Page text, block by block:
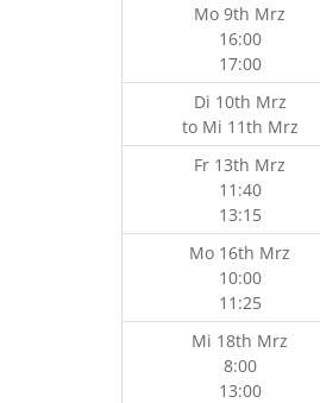
Mo 9th Mrz
16:00
17:00
Di 10th Mrz
to Mi 11th Mrz
Fr 13th Mrz
11:40
13:15
Mo 16th Mrz
10:00
11:25
Mi 18th Mrz
8:00
13:00